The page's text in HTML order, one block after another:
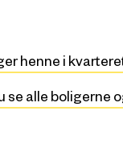
henne i
se alle boligerne